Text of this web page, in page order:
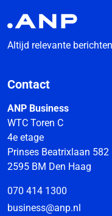
Altijd relevante
Contact
ANP Business
WTC Toren C
4e etage
Prinses Beatrixlaan 582
2595 BM Den Haag
070 414 1300
business@anp.nl